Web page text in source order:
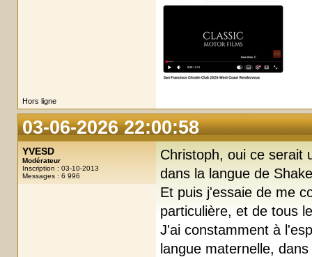
Hors ligne
03-06-2026 22:00:58
YVESD
Modérateur
Inscription : 03-10-2013
Messages : 6 996
Christoph, oui ce serait
dans la langue de
Et puis j'essaie de me
particulière, et de tous
J'ai constamment à
langue maternelle,